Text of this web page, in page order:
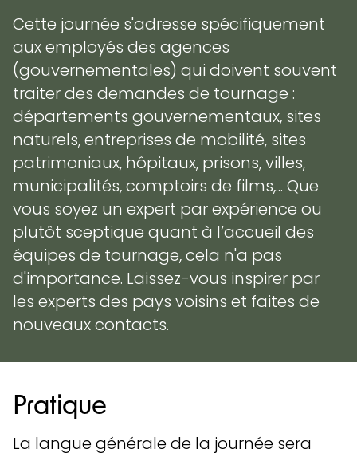
Cette journée s'adresse spécifiquement
aux employés des agences
(gouvernementales) qui doivent souvent
traiter des demandes de tournage :
départements gouvernementaux, sites
naturels, entreprises de mobilité, sites
patrimoniaux, hôpitaux, prisons, villes,
municipalités, comptoirs de films,... Que
vous soyez un expert par expérience ou
plutôt sceptique quant à l’accueil des
équipes de tournage, cela n'a pas
d'importance. Laissez-vous inspirer par
les experts des pays voisins et faites de
nouveaux contacts.
Pratique
La langue générale de la journée sera